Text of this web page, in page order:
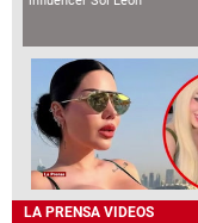
LA PRENSA VIDEOS